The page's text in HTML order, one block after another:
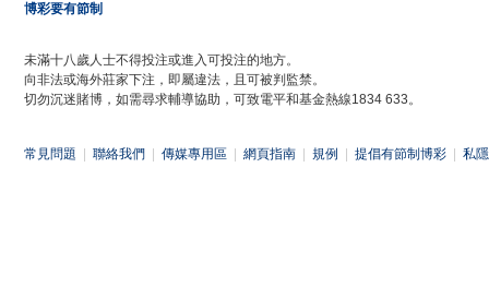
博彩要有節制
未滿十八歲人士不得投注或進入可投注的地方。
向非法或海外莊家下注，即屬違法，且可被判監禁。
切勿沉迷賭博，如需尋求輔導協助，可致電平和基金熱線1834 633。
常見問題 聯絡我們 傳媒專用區 網頁指南 規例 提倡有節制博彩 私